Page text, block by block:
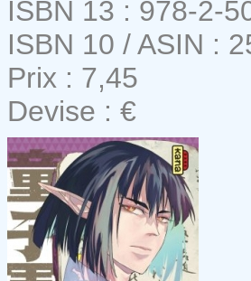
ISBN 13 : 978-2-
ISBN 10 / ASIN :
Prix : 7,45
Devise : €